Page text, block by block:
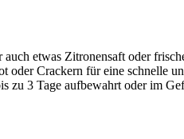
etwas Zitronensaft oder
oder Crackern für eine schnelle
zu 3 Tage aufbewahrt oder im